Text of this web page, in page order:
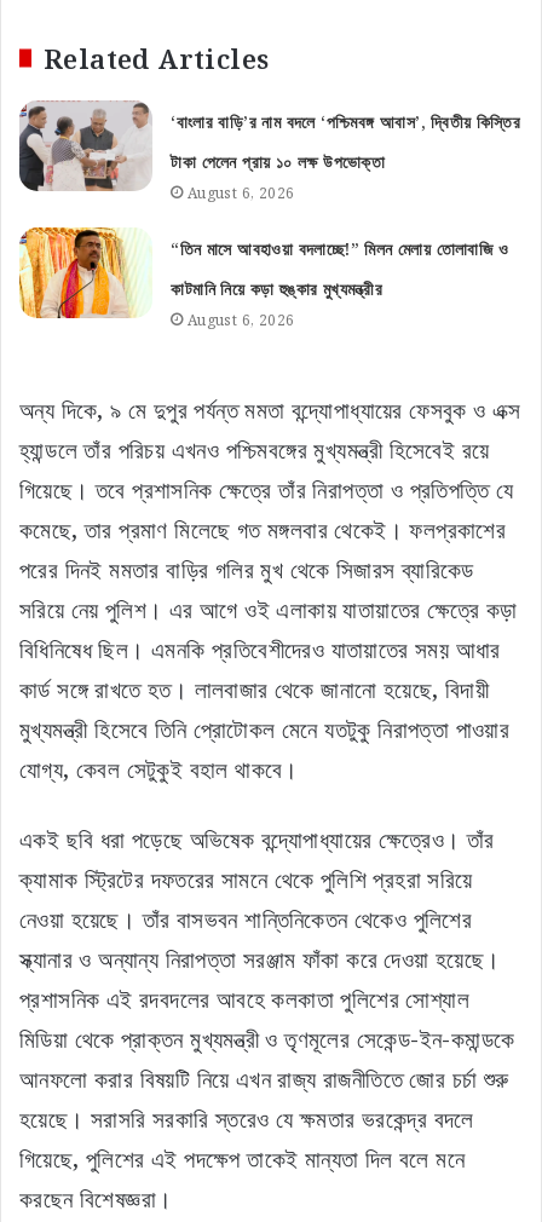
Related Articles
‘বাংলার বাড়ি’র নাম বদলে ‘পশ্চিমবঙ্গ আবাস’, দ্বিতীয় কিস্তির
টাকা পেলেন প্রায় ১০ লক্ষ উপভোক্তা
August 6, 2026
“তিন মাসে আবহাওয়া বদলাচ্ছে!” মিলন মেলায় তোলাবাজি ও
কাটমানি নিয়ে কড়া হুঙ্কার মুখ্যমন্ত্রীর
August 6, 2026
অন্য দিকে, ৯ মে দুপুর পর্যন্ত মমতা বন্দ্যোপাধ্যায়ের ফেসবুক ও এক্স
হ্যান্ডলে তাঁর পরিচয় এখনও পশ্চিমবঙ্গের মুখ্যমন্ত্রী হিসেবেই রয়ে
গিয়েছে। তবে প্রশাসনিক ক্ষেত্রে তাঁর নিরাপত্তা ও প্রতিপত্তি যে
কমেছে, তার প্রমাণ মিলেছে গত মঙ্গলবার থেকেই। ফলপ্রকাশের
পরের দিনই মমতার বাড়ির গলির মুখ থেকে সিজারস ব্যারিকেড
সরিয়ে নেয় পুলিশ। এর আগে ওই এলাকায় যাতায়াতের ক্ষেত্রে কড়া
বিধিনিষেধ ছিল। এমনকি প্রতিবেশীদেরও যাতায়াতের সময় আধার
কার্ড সঙ্গে রাখতে হত। লালবাজার থেকে জানানো হয়েছে, বিদায়ী
মুখ্যমন্ত্রী হিসেবে তিনি প্রোটোকল মেনে যতটুকু নিরাপত্তা পাওয়ার
যোগ্য, কেবল সেটুকুই বহাল থাকবে।
একই ছবি ধরা পড়েছে অভিষেক বন্দ্যোপাধ্যায়ের ক্ষেত্রেও। তাঁর
ক্যামাক স্ট্রিটের দফতরের সামনে থেকে পুলিশি প্রহরা সরিয়ে
নেওয়া হয়েছে। তাঁর বাসভবন শান্তিনিকেতন থেকেও পুলিশের
স্ক্যানার ও অন্যান্য নিরাপত্তা সরঞ্জাম ফাঁকা করে দেওয়া হয়েছে।
প্রশাসনিক এই রদবদলের আবহে কলকাতা পুলিশের সোশ্যাল
মিডিয়া থেকে প্রাক্তন মুখ্যমন্ত্রী ও তৃণমূলের সেকেন্ড-ইন-কমান্ডকে
আনফলো করার বিষয়টি নিয়ে এখন রাজ্য রাজনীতিতে জোর চর্চা শুরু
হয়েছে। সরাসরি সরকারি স্তরেও যে ক্ষমতার ভরকেন্দ্র বদলে
গিয়েছে, পুলিশের এই পদক্ষেপ তাকেই মান্যতা দিল বলে মনে
করছেন বিশেষজ্ঞরা।